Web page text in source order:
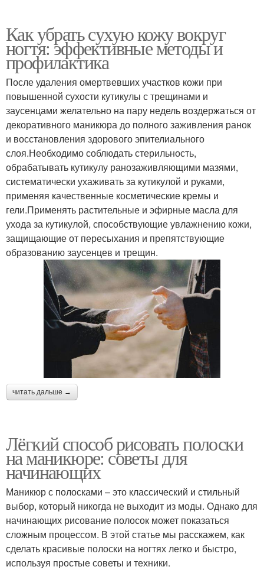
Как убрать сухую кожу вокруг
ногтя: эффективные методы и
профилактика
После удаления омертвевших участков кожи при
повышенной сухости кутикулы с трещинами и
заусенцами желательно на пару недель воздержаться от
декоративного маникюра до полного заживления ранок
и восстановления здорового эпителиального
слоя.Необходимо соблюдать стерильность,
обрабатывать кутикулу ранозаживляющими мазями,
систематически ухаживать за кутикулой и руками,
применяя качественные косметические кремы и
гели.Применять растительные и эфирные масла для
ухода за кутикулой, способствующие увлажнению кожи,
защищающие от пересыхания и препятствующие
образованию заусенцев и трещин.
читать дальше →
Лёгкий способ рисовать полоски
на маникюре: советы для
начинающих
Маникюр с полосками – это классический и стильный
выбор, который никогда не выходит из моды. Однако для
начинающих рисование полосок может показаться
сложным процессом. В этой статье мы расскажем, как
сделать красивые полоски на ногтях легко и быстро,
используя простые советы и техники.